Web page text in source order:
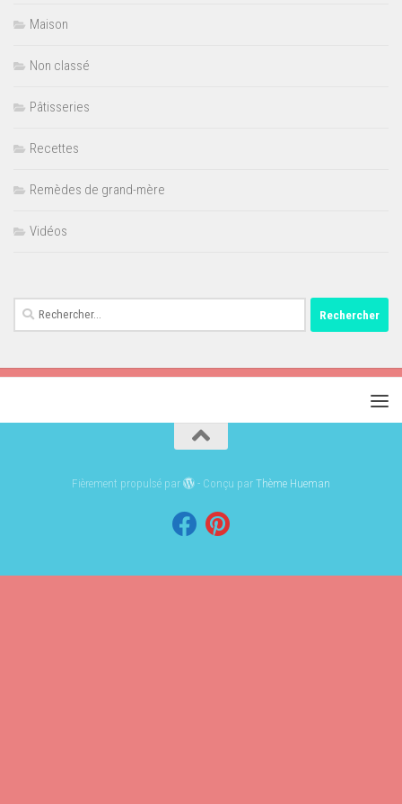
Maison
Non classé
Pâtisseries
Recettes
Remèdes de grand-mère
Vidéos
Rechercher :
Fièrement propulsé par - Conçu parThème Hueman